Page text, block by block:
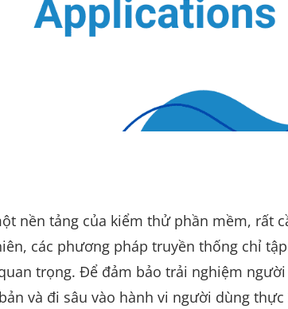
nền tảng của kiểm thử phần mềm, rất
các phương pháp truyền thống chỉ
trọng. Để đảm bảo trải nghiệm
và đi sâu vào hành vi người dùng thực